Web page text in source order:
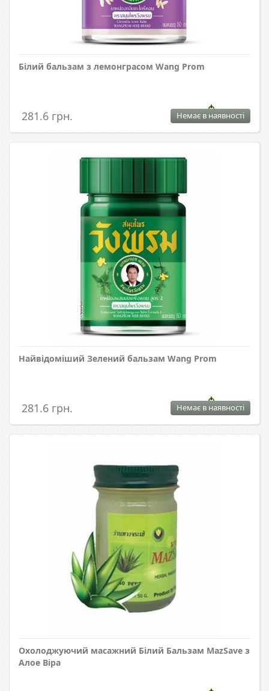
Білий бальзам з лемонграсом Wang Prom
281.6 грн. Немає в наявності
Найвідоміший Зелений бальзам Wang Prom
281.6 грн. Немає в наявності
Охолоджуючий масажний Білий Бальзам MazSave з
Алое Віра